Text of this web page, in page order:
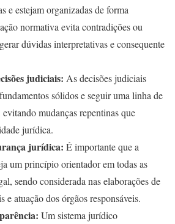
e estejam organizadas de forma
normativa evita contradições ou
dúvidas interpretativas e consequente
judiciais: As decisões judiciais
sólidos e seguir uma linha de
mudanças repentinas que
jurídica.
jurídica: É importante que a
um princípio orientador em todas as
sendo considerada nas elaborações de
e atuação dos órgãos responsáveis.
Um sistema jurídico